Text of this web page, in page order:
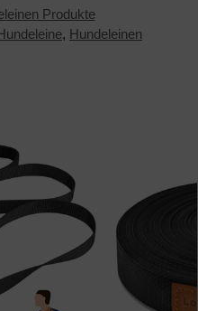
Produkte
, Hundeleinen